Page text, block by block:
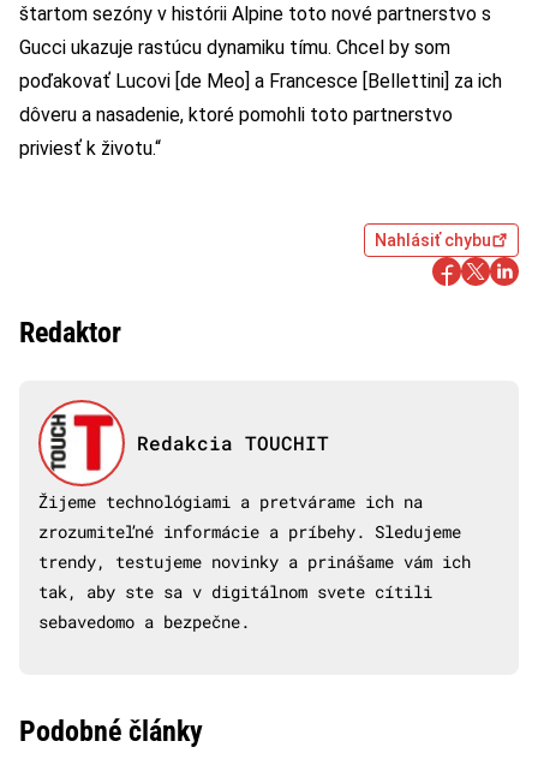
štartom sezóny v histórii Alpine toto nové partnerstvo s
Gucci ukazuje rastúcu dynamiku tímu. Chcel by som
poďakovať Lucovi [de Meo] a Francesce [Bellettini] za ich
dôveru a nasadenie, ktoré pomohli toto partnerstvo
priviesť k životu.“
Nahlásiť chybu
Redaktor
Redakcia TOUCHIT
Žijeme technológiami a pretvárame ich na
zrozumiteľné informácie a príbehy. Sledujeme
trendy, testujeme novinky a prinášame vám ich
tak, aby ste sa v digitálnom svete cítili
sebavedomo a bezpečne.
Podobné články